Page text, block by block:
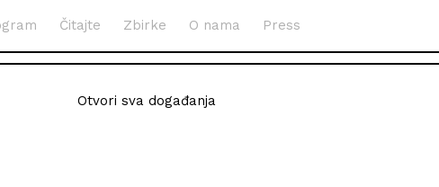
Čitajte Zbirke O nama Press
Otvori sva događanja